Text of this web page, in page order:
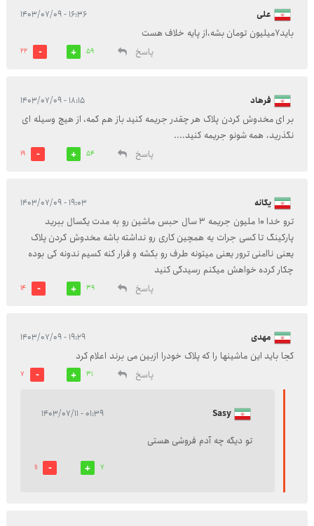
علی ۱۶:۳۶ - ۱۴۰۳/۰۷/۰۹
باید۷میلیون تومان بشه،از پایه خلاف هست
پاسخ
59
22
فرهاد ۱۸:۱۵ - ۱۴۰۳/۰۷/۰۹
بر ای مخدوش کردن پلاک هر چقدر جریمه کنید باز هم کمه، از هیچ وسیله ای
نگذرید، همه شونو جریمه کنید....
پاسخ
54
19
یگانه ۱۹:۰۳ - ۱۴۰۳/۰۷/۰۹
ترو خدا ۱۰ ملیون جریمه ۳ سال حبس ماشین رو به مدت یکسال ببرید
پارکینگ تا کسی جرات یه همچین کاری رو نداشته باشه مخدوش کردن پلاک
یعنی ناامنی ترور یعنی میتونه طرف رو بکشه و فرار کنه کسیم ندونه کی بوده
چکار کرده خواهش میکنم رسیدگی کنید
پاسخ
39
14
مهدی ۱۹:۲۹ - ۱۴۰۳/۰۷/۰۹
کجا باید این ماشینها را که پلاک خودرا ازبین می برند اعلام کرد
پاسخ
31
7
Sasy ۰۱:۳۹ - ۱۴۰۳/۰۷/۱۱
تو دیگه چه آدم فروشی هستی
7
11